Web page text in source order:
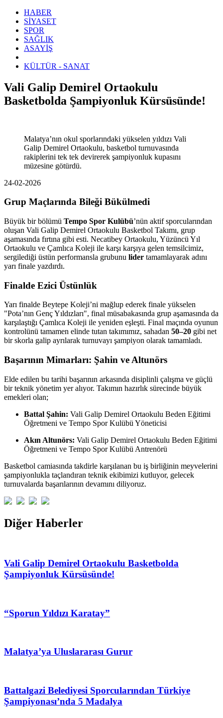
HABER
SİYASET
SPOR
SAĞLIK
ASAYİŞ
KÜLTÜR - SANAT
Vali Galip Demirel Ortaokulu
Basketbolda Şampiyonluk Kürsüsünde!
Malatya’nın okul sporlarındaki yükselen yıldızı Vali
Galip Demirel Ortaokulu, basketbol turnuvasında
rakiplerini tek tek devirerek şampiyonluk kupasını
müzesine götürdü.
24-02-2026
Grup Maçlarında Bileği Bükülmedi
Büyük bir bölümü Tempo Spor Kulübü’nün aktif sporcularından
oluşan Vali Galip Demirel Ortaokulu Basketbol Takımı, grup
aşamasında fırtına gibi esti. Necatibey Ortaokulu, Yüzüncü Yıl
Ortaokulu ve Çamlıca Koleji ile karşı karşıya gelen temsilcimiz,
sergilediği üstün performansla grubunu lider tamamlayarak adını
yarı finale yazdırdı.
Finalde Ezici Üstünlük
Yarı finalde Beytepe Koleji’ni mağlup ederek finale yükselen
"Pota’nın Genç Yıldızları", final müsabakasında grup aşamasında da
karşılaştığı Çamlıca Koleji ile yeniden eşleşti. Final maçında oyunun
kontrolünü tamamen elinde tutan takımımız, sahadan 50–20 gibi net
bir skorla galip ayrılarak turnuvayı şampiyon olarak tamamladı.
Başarının Mimarları: Şahin ve Altunörs
Elde edilen bu tarihi başarının arkasında disiplinli çalışma ve güçlü
bir teknik yönetim yer alıyor. Takımın hazırlık sürecinde büyük
emekleri olan;
Battal Şahin: Vali Galip Demirel Ortaokulu Beden Eğitimi
Öğretmeni ve Tempo Spor Kulübü Yöneticisi
Akın Altunörs: Vali Galip Demirel Ortaokulu Beden Eğitimi
Öğretmeni ve Tempo Spor Kulübü Antrenörü
Basketbol camiasında takdirle karşılanan bu iş birliğinin meyvelerini
şampiyonlukla taçlandıran teknik ekibimizi kutluyor, gelecek
turnuvalarda başarılarının devamını diliyoruz.
Diğer Haberler
Vali Galip Demirel Ortaokulu Basketbolda
Şampiyonluk Kürsüsünde!
“Sporun Yıldızı Karatay”
Malatya’ya Uluslararası Gurur
Battalgazi Belediyesi Sporcularından Türkiye
Şampiyonası’nda 5 Madalya